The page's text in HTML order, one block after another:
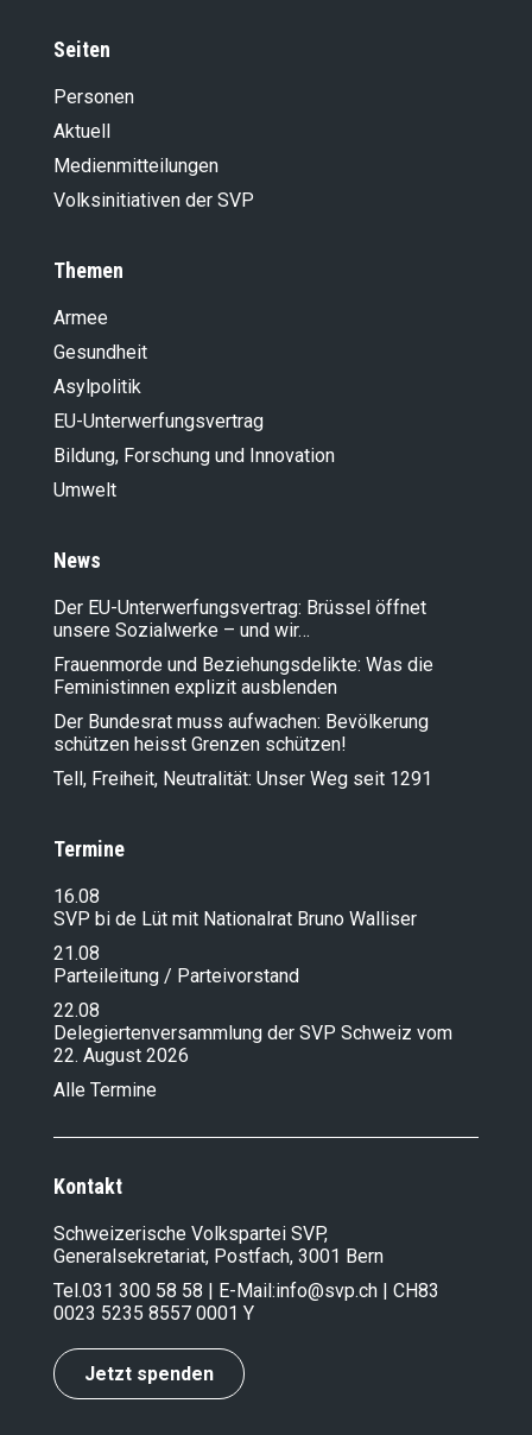
Seiten
Personen
Aktuell
Medienmitteilungen
Volksinitiativen der SVP
Themen
Armee
Gesundheit
Asylpolitik
EU-Unterwerfungsvertrag
Bildung, Forschung und Innovation
Umwelt
News
Der EU-Unterwerfungsvertrag: Brüssel öffnet
unsere Sozialwerke – und wir…
Frauenmorde und Beziehungsdelikte: Was die
Feministinnen explizit ausblenden
Der Bundesrat muss aufwachen: Bevölkerung
schützen heisst Grenzen schützen!
Tell, Freiheit, Neutralität: Unser Weg seit 1291
Termine
16.08
SVP bi de Lüt mit Nationalrat Bruno Walliser
21.08
Parteileitung / Parteivorstand
22.08
Delegiertenversammlung der SVP Schweiz vom
22. August 2026
Alle Termine
Kontakt
Schweizerische Volkspartei SVP,
Generalsekretariat, Postfach, 3001 Bern
Tel.031 300 58 58 | E-Mail:info@svp.ch | CH83
0023 5235 8557 0001 Y
Jetzt spenden